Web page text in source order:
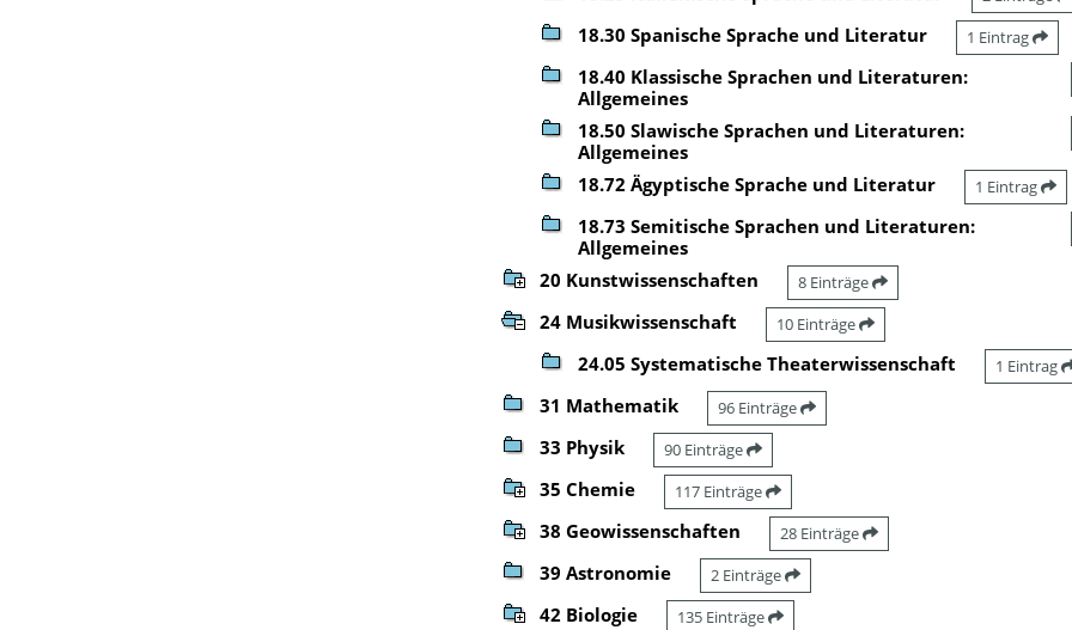
18.30 Spanische Sprache und Literatur 1 Eintrag
18.40 Klassische Sprachen und Literaturen:
Allgemeines
18.50 Slawische Sprachen und Literaturen:
Allgemeines
18.72 Ägyptische Sprache und Literatur 1 Eintrag
18.73 Semitische Sprachen und Literaturen:
Allgemeines
20 Kunstwissenschaften 8 Einträge
24 Musikwissenschaft 10 Einträge
24.05 Systematische Theaterwissenschaft 1 Eintrag
31 Mathematik 96 Einträge
33 Physik 90 Einträge
35 Chemie 117 Einträge
38 Geowissenschaften 28 Einträge
39 Astronomie 2 Einträge
42 Biologie 135 Einträge